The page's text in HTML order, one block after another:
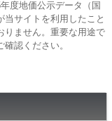
度地価公示データ（国
サイトを利用したこと
りません。重要な用途で
認ください。